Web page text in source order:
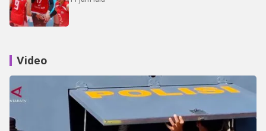
Video